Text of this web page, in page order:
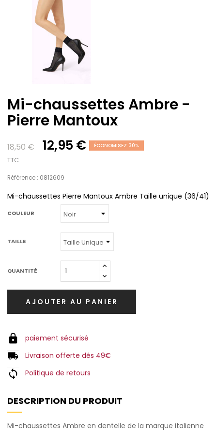
Mi-chaussettes Ambre -
Pierre Mantoux
18,50 € 12,95 € ÉCONOMISEZ 30%
TTC
Référence : 0812609
Mi-chaussettes Pierre Mantoux Ambre Taille unique (36/41)
COULEUR
TAILLE
QUANTITÉ
AJOUTER AU PANIER
paiement sécurisé
Livraison offerte dés 49€
Politique de retours
DESCRIPTION DU PRODUIT
Mi-chaussettes Ambre en dentelle de la marque italienne